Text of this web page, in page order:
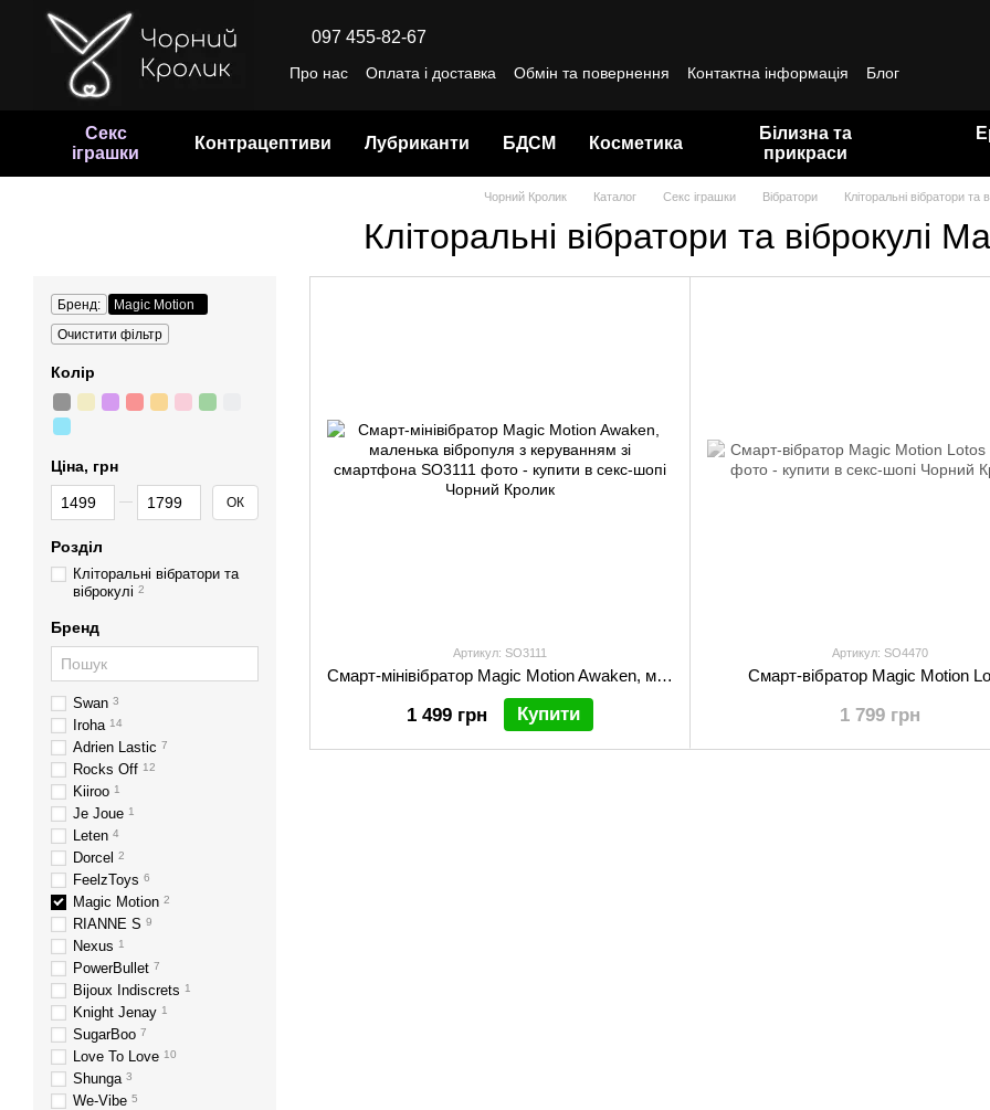
Перейти до основного контенту
097 455-82-67
Про нас Оплата і доставка Обмін та повернення Контактна інформація
Блог
Секс
іграшки
Контрацептиви Лубриканти БДСМ Косметика
Білизна та
прикраси
Чорний Кролик Каталог Секс іграшки Вібратори Кліторальні вібратори та
Кліторальні вібратори та віброкулі
Артикул: SO3111
Смарт-мінівібратор Magic Motion Awaken, маленька вібропуля з керуванням зі смартфона
1 499 грн Купити
Артикул: SO4470
Смарт-вібратор Magic Motion
1 799 грн
Бренд:
Magic Motion
Очистити фільтр
Колір
Ціна, грн
Від Ціна, грн
До Ціна, грн ОК
Розділ
Кліторальні вібратори та
віброкулі 2
Бренд
Swan 3
Iroha 14
Adrien Lastic 7
Rocks Off 12
Kiiroo 1
Je Joue 1
Leten 4
Dorcel 2
FeelzToys 6
Magic Motion 2
RIANNE S 9
Nexus 1
PowerBullet 7
Bijoux Indiscrets 1
Knight Jenay 1
SugarBoo 7
Love To Love 10
Shunga 3
We-Vibe 5